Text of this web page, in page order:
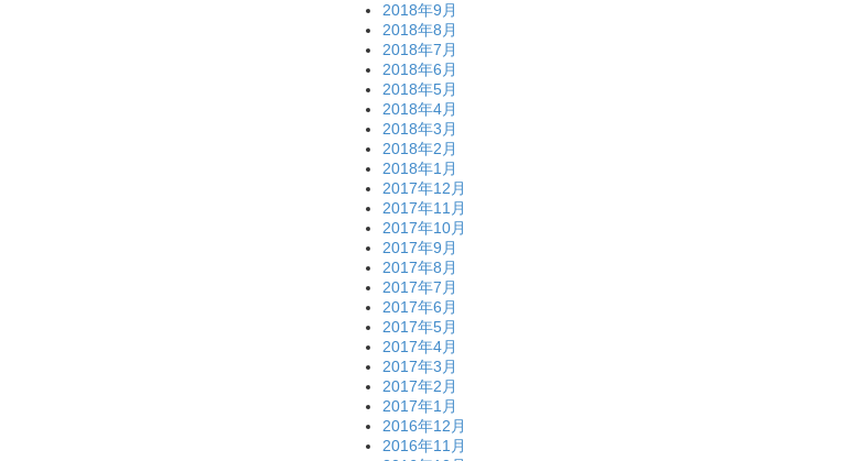
2018年9月
2018年8月
2018年7月
2018年6月
2018年5月
2018年4月
2018年3月
2018年2月
2018年1月
2017年12月
2017年11月
2017年10月
2017年9月
2017年8月
2017年7月
2017年6月
2017年5月
2017年4月
2017年3月
2017年2月
2017年1月
2016年12月
2016年11月